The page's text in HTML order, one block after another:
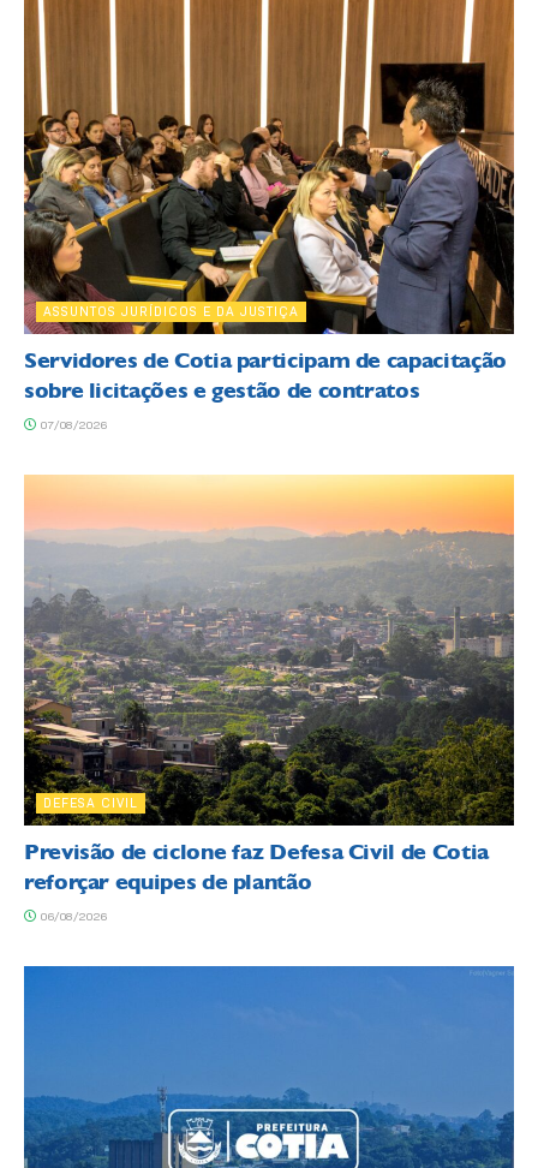
ASSUNTOS JURÍDICOS E DA JUSTIÇA
Servidores de Cotia participam de capacitação
sobre licitações e gestão de contratos
07/08/2026
DEFESA CIVIL
Previsão de ciclone faz Defesa Civil de Cotia
reforçar equipes de plantão
06/08/2026